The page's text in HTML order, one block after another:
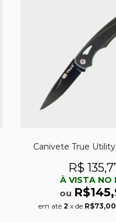
Canivete True
R$
À VISTA NO
ou
em até 2 x de R$73,00